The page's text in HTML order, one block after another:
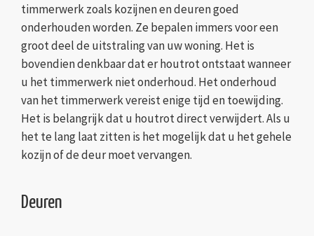
timmerwerk zoals kozijnen en deuren goed
onderhouden worden. Ze bepalen immers voor een
groot deel de uitstraling van uw woning. Het is
bovendien denkbaar dat er houtrot ontstaat wanneer
u het timmerwerk niet onderhoud. Het onderhoud
van het timmerwerk vereist enige tijd en toewijding.
Het is belangrijk dat u houtrot direct verwijdert. Als u
het te lang laat zitten is het mogelijk dat u het gehele
kozijn of de deur moet vervangen.
Deuren